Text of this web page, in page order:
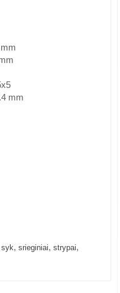
mm
syk, srieginiai, strypai,